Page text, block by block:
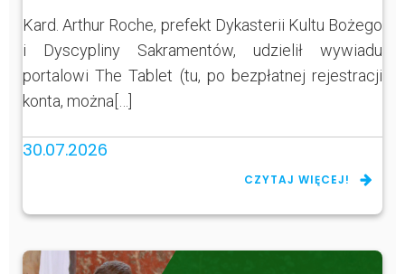
Kard. Arthur Roche, prefekt Dykasterii Kultu Bożego
i Dyscypliny Sakramentów, udzielił wywiadu
portalowi The Tablet (tu, po bezpłatnej rejestracji
konta, można[…]
30.07.2026
CZYTAJ WIĘCEJ!